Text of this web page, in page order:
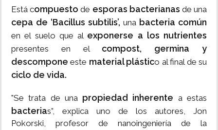
Está compuesto de esporas bacterianas de una
cepa de ‘Bacillus subtilis’, una bacteria común
en el suelo que al exponerse a los nutrientes
presentes en el compost, germina y
descompone este material plástico al final de su
ciclo de vida.
"Se trata de una propiedad inherente a estas
bacterias”, explica uno de los autores, Jon
Pokorski, profesor de nanoingeniería de la